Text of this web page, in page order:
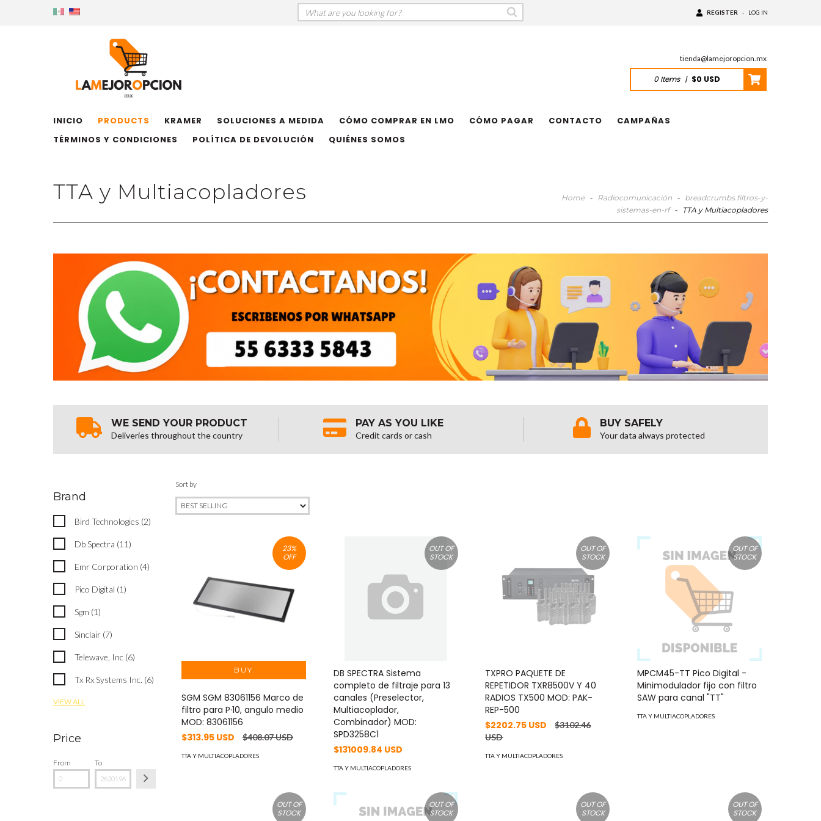
REGISTER - LOG IN
tienda@lamejoropcion.mx
0Items | $0 USD
INICIO PRODUCTS KRAMER SOLUCIONES A MEDIDA CÓMO COMPRAR EN LMO CÓMO PAGAR CONTACTO
CAMPAÑAS
TÉRMINOS Y CONDICIONES
POLÍTICA DE DEVOLUCIÓN QUIÉNES SOMOS
TTA y Multiacopladores Home - Radiocomunicación - breadcrumbs.filtros-y-
sistemas-en-rf - TTA y Multiacopladores
WE SEND YOUR PRODUCT
Deliveries throughout the country
PAY AS YOU LIKE
Credit cards or cash
BUY SAFELY
Your data always protected
Brand
Bird Technologies (2)
Db Spectra (11)
Emr Corporation (4)
Pico Digital (1)
Sgm (1)
Sinclair (7)
Telewave, Inc (6)
Tx Rx Systems Inc. (6)
VIEW ALL
Price
From To
Sort by
23%
OFF
SGM SGM 83061156 Marco de
filtro para P·10, angulo medio
MOD: 83061156
$313.95 USD
$408.07 USD
TTA Y MULTIACOPLADORES
OUT OF
STOCK
DB SPECTRA Sistema
completo de filtraje para 13
canales (Preselector,
Multiacoplador,
Combinador) MOD:
SPD3258C1
$131009.84 USD
TTA Y MULTIACOPLADORES
OUT OF
STOCK
TXPRO PAQUETE DE
REPETIDOR TXR8500V Y 40
RADIOS TX500 MOD: PAK-
REP-500
$2202.75 USD
$3102.46
USD
TTA Y MULTIACOPLADORES
OUT OF
STOCK
MPCM45-TT Pico Digital -
Minimodulador fijo con filtro
SAW para canal "TT"
TTA Y MULTIACOPLADORES
OUT OF
STOCK
OUT OF
STOCK
OUT OF
STOCK
OUT OF
STOCK